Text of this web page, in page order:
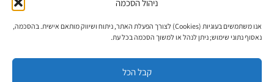
ניהול הסכמה
אנו משתמשים בעוגיות (Cookies) לצורך הפעלת האתר, ניתוח ושיווק מותאם אישית. בהסכמה,
נאסוף נתוני שימוש; ניתן לנהל או למשוך הסכמה בכל עת.
קבל הכל
אבן גבירול 14, רחביה, ירושלים